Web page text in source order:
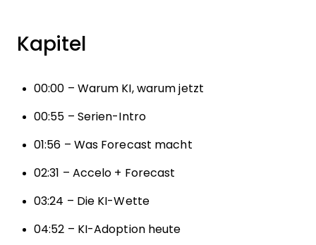
Kapitel
00:00 – Warum KI, warum jetzt
00:55 – Serien-Intro
01:56 – Was Forecast macht
02:31 – Accelo + Forecast
03:24 – Die KI-Wette
04:52 – KI-Adoption heute